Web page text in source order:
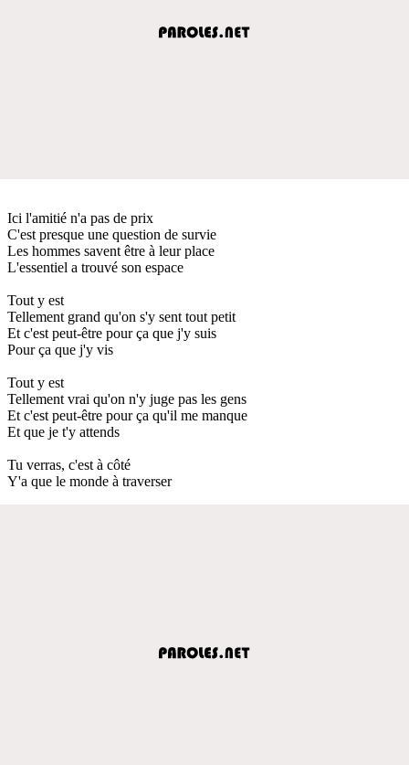
Ici l'amitié n'a pas de prix
C'est presque une question de survie
Les hommes savent être à leur place
L'essentiel a trouvé son espace
Tout y est
Tellement grand qu'on s'y sent tout petit
Et c'est peut-être pour ça que j'y suis
Pour ça que j'y vis
Tout y est
Tellement vrai qu'on n'y juge pas les gens
Et c'est peut-être pour ça qu'il me manque
Et que je t'y attends
Tu verras, c'est à côté
Y'a que le monde à traverser